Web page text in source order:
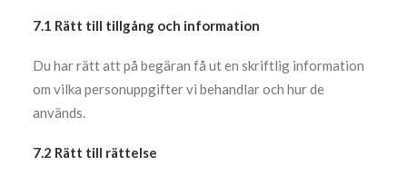
7.1 Rätt till tillgång och information
Du har rätt att på begäran få ut en skriftlig information
om vilka personuppgifter vi behandlar och hur de
används.
7.2 Rätt till rättelse